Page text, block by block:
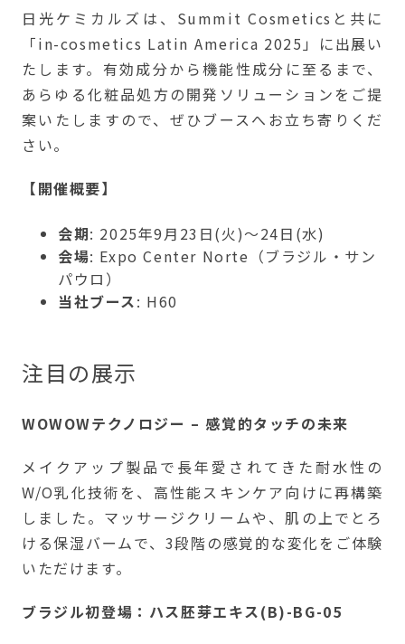
日光ケミカルズは、Summit Cosmeticsと共に
「in-cosmetics Latin America 2025」に出展い
たします。有効成分から機能性成分に至るまで、
あらゆる化粧品処方の開発ソリューションをご提
案いたしますので、ぜひブースへお立ち寄りくだ
さい。
【開催概要】
会期: 2025年9月23日(火)～24日(水)
会場: Expo Center Norte（ブラジル・サン
パウロ）
当社ブース: H60
注目の展示
WOWOWテクノロジー – 感覚的タッチの未来
メイクアップ製品で長年愛されてきた耐水性の
W/O乳化技術を、高性能スキンケア向けに再構築
しました。マッサージクリームや、肌の上でとろ
ける保湿バームで、3段階の感覚的な変化をご体験
いただけます。
ブラジル初登場：ハス胚芽エキス(B)-BG-05